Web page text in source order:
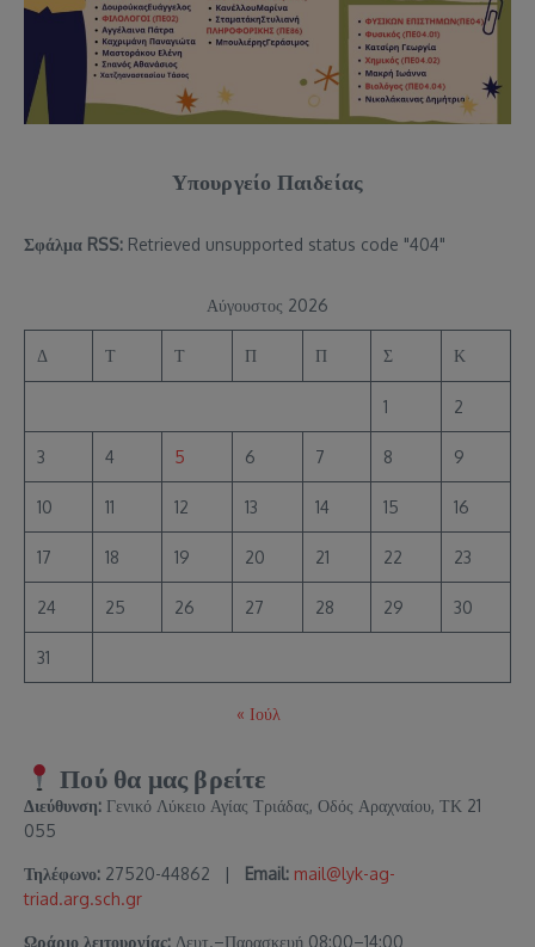
Υπουργείο Παιδείας
Σφάλμα RSS: Retrieved unsupported status code "404"
Αύγουστος 2026
Δ Τ Τ Π Π Σ Κ
1 2
3 4 5 6 7 8 9
10 11 12 13 14 15 16
17 18 19 20 21 22 23
24 25 26 27 28 29 30
31
« Ιούλ
Πού θα μας βρείτε
Διεύθυνση: Γενικό Λύκειο Αγίας Τριάδας, Οδός Αραχναίου, ΤΚ 21
055
Τηλέφωνο: 27520-44862 | Email: mail@lyk-ag-
triad.arg.sch.gr
Ωράριο λειτουργίας: Δευτ.–Παρασκευή 08:00–14:00